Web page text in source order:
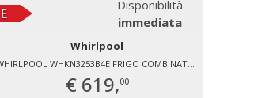
Disponibilità
immediata
Whirlpool
WHIRLPOOL WHKN3253B4E FRIGO COMBINATO NO FROST
€ 619,00